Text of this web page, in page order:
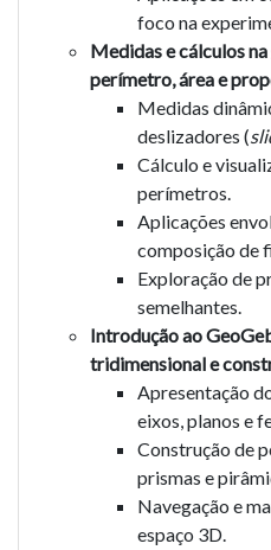
foco na
Medidas e cálculos
perímetro, área e
Medidas
deslizadores (
Cálculo e
perímetros.
Aplicações
composição de
Exploração de
semelhantes.
Introdução ao
tridimensional e
Apresentação
eixos, planos e
Construção de
prismas e
Navegação e
espaço 3D.